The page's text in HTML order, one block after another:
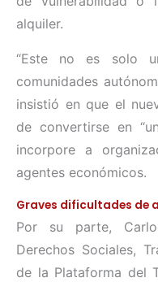
alquiler.
“Este no es solo
comunidades
insistió en que el
de convertirse en
incorpore a
agentes económicos.
Graves dificultades de
Por su parte,
Derechos Sociales,
de la Plataforma del